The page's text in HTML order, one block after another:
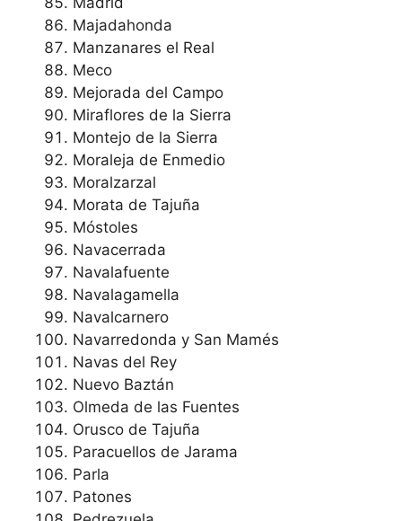
Majadahonda
Manzanares el Real
Meco
Mejorada del Campo
Miraflores de la Sierra
Montejo de la Sierra
Moraleja de Enmedio
Moralzarzal
Morata de Tajuña
Móstoles
Navacerrada
Navalafuente
Navalagamella
Navalcarnero
Navarredonda y San Mamés
Navas del Rey
Nuevo Baztán
Olmeda de las Fuentes
Orusco de Tajuña
Paracuellos de Jarama
Parla
Patones